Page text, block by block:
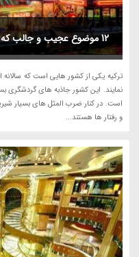
12 موضوع عجیب و جالب که فقط در ترکیه مشاهده می کنید
ترکیه یکی از کشور هایی است که سالانه
نمایند. این کشور جاذبه های گردشگری
است. در کنار ضرب المثل های بسیار
و رفتار ها هستند...